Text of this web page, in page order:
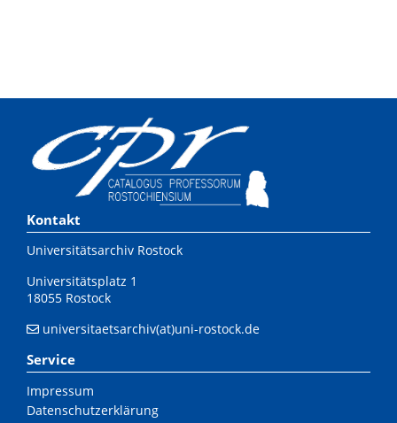
Kontakt
Universitätsarchiv Rostock
Universitätsplatz 1
18055 Rostock
universitaetsarchiv(at)uni-rostock.de
Service
Impressum
Datenschutzerklärung